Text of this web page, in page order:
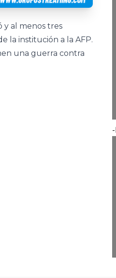
y al menos tres
la institución a la AFP.
una guerra contra